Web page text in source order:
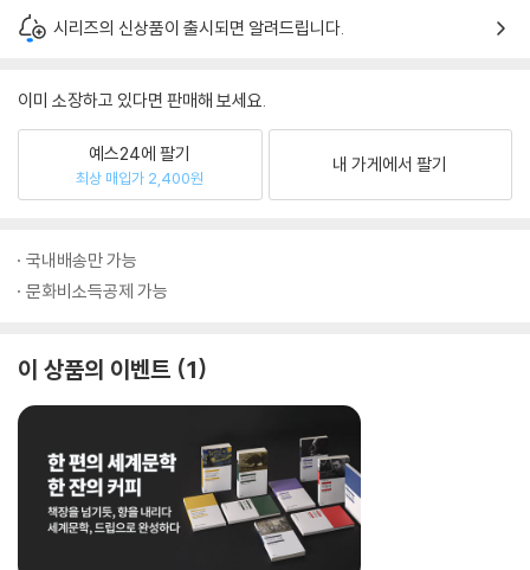
시리즈의 신상품이 출시되면 알려드립니다.
이미 소장하고 있다면 판매해 보세요.
예스24에 팔기
최상 매입가 2,400원
내 가게에서 팔기
국내배송만 가능
문화비소득공제 가능
이 상품의 이벤트 1